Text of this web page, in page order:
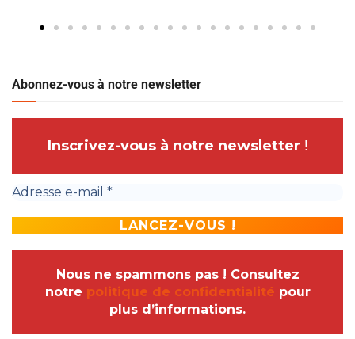
Abonnez-vous à notre newsletter
Inscrivez-vous à notre newsletter !
Nous ne spammons pas ! Consultez
notre politique de confidentialité pour
plus d’informations.